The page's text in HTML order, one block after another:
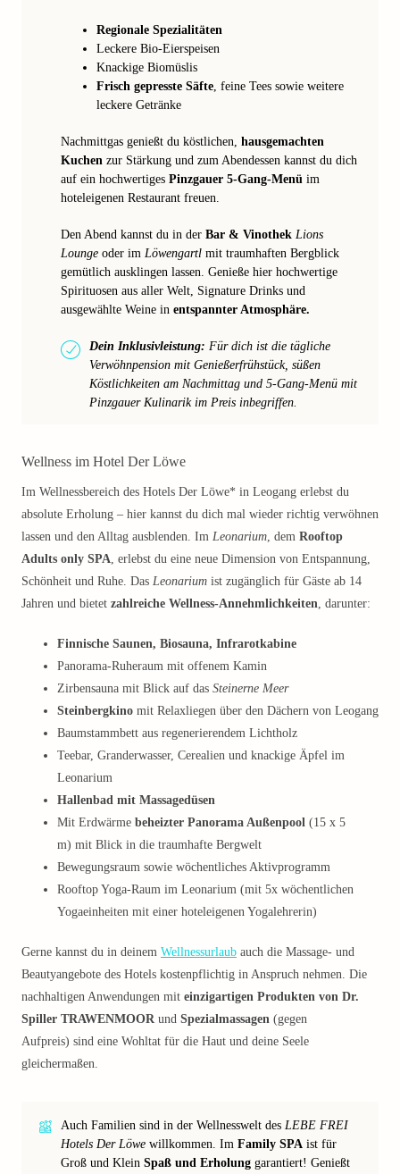
Regionale Spezialitäten
Leckere Bio-Eierspeisen
Knackige Biomüslis
Frisch gepresste Säfte, feine Tees sowie weitere
leckere Getränke
Nachmittgas genießt du köstlichen, hausgemachten
Kuchen zur Stärkung und zum Abendessen kannst du dich
auf ein hochwertiges Pinzgauer 5-Gang-Menü im
hoteleigenen Restaurant freuen.
Den Abend kannst du in der Bar & Vinothek Lions
Lounge oder im Löwengartl mit traumhaften Bergblick
gemütlich ausklingen lassen. Genieße hier hochwertige
Spirituosen aus aller Welt, Signature Drinks und
ausgewählte Weine in entspannter Atmosphäre.
Dein Inklusivleistung: Für dich ist die tägliche
Verwöhnpension mit Genießerfrühstück, süßen
Köstlichkeiten am Nachmittag und 5-Gang-Menü mit
Pinzgauer Kulinarik im Preis inbegriffen.
Wellness im Hotel Der Löwe
Im Wellnessbereich des Hotels Der Löwe* in Leogang erlebst du
absolute Erholung – hier kannst du dich mal wieder richtig verwöhnen
lassen und den Alltag ausblenden. Im Leonarium, dem Rooftop
Adults only SPA, erlebst du eine neue Dimension von Entspannung,
Schönheit und Ruhe. Das Leonarium ist zugänglich für Gäste ab 14
Jahren und bietet zahlreiche Wellness-Annehmlichkeiten, darunter:
Finnische Saunen, Biosauna, Infrarotkabine
Panorama-Ruheraum mit offenem Kamin
Zirbensauna mit Blick auf das Steinerne Meer
Steinbergkino mit Relaxliegen über den Dächern von Leogang
Baumstammbett aus regenerierendem Lichtholz
Teebar, Granderwasser, Cerealien und knackige Äpfel im
Leonarium
Hallenbad mit Massagedüsen
Mit Erdwärme beheizter Panorama Außenpool (15 x 5
m) mit Blick in die traumhafte Bergwelt
Bewegungsraum sowie wöchentliches Aktivprogramm
Rooftop Yoga-Raum im Leonarium (mit 5x wöchentlichen
Yogaeinheiten mit einer hoteleigenen Yogalehrerin)
Gerne kannst du in deinem Wellnessurlaub auch die Massage- und
Beautyangebote des Hotels kostenpflichtig in Anspruch nehmen. Die
nachhaltigen Anwendungen mit einzigartigen Produkten von Dr.
Spiller TRAWENMOOR und Spezialmassagen (gegen
Aufpreis) sind eine Wohltat für die Haut und deine Seele
gleichermaßen.
Auch Familien sind in der Wellnesswelt des LEBE FREI
Hotels Der Löwe willkommen. Im Family SPA ist für
Groß und Klein Spaß und Erholung garantiert! Genießt